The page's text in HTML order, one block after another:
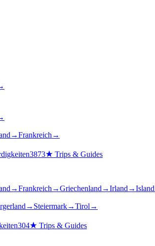
→Frankreich →
3873★ Trips & Guides
→Frankreich →Griechenland →Irland →Island
→ Steiermark→Tirol →
304★ Trips & Guides